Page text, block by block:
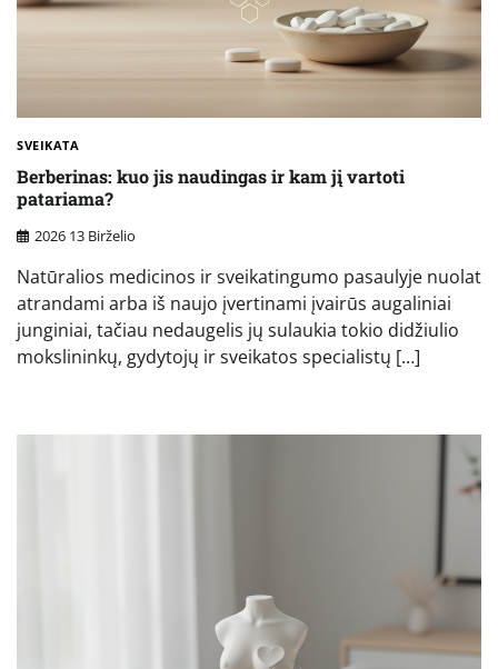
SVEIKATA
Berberinas: kuo jis naudingas ir kam jį vartoti
patariama?
2026 13 Birželio
Natūralios medicinos ir sveikatingumo pasaulyje nuolat
atrandami arba iš naujo įvertinami įvairūs augaliniai
junginiai, tačiau nedaugelis jų sulaukia tokio didžiulio
mokslininkų, gydytojų ir sveikatos specialistų […]